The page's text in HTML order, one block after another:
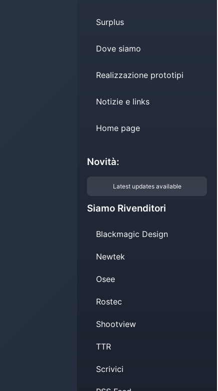
Surplus
Dove siamo
Realizzazione prototipi
Notizie e links
Home page
Novità:
Latest updates available
Siamo Rivenditori
Blackmagic Design
Newtek
Osee
Rostec
Shootview
TTR
Scrivici